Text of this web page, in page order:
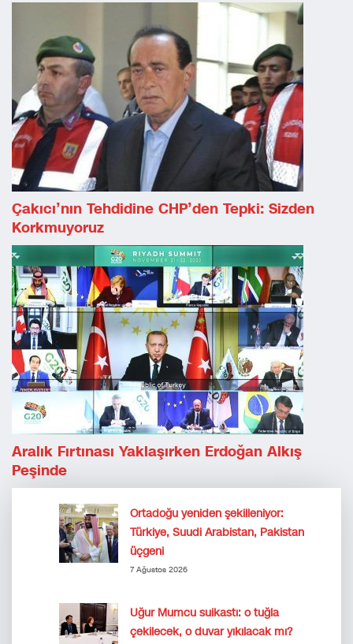
Çakıcı’nın Tehdidine CHP’den Tepki: Sizden
Korkmuyoruz
Aralık Fırtınası Yaklaşırken Erdoğan Alkış
Peşinde
Ortadoğu yeniden şekilleniyor:
Türkiye, Suudi Arabistan, Pakistan
üçgeni
7 Ağustos 2026
Uğur Mumcu suikastı: o tuğla
çekilecek, o duvar yıkılacak mı?